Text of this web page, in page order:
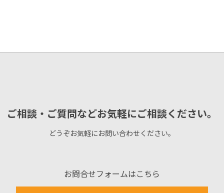
ご相談・ご質問などお気軽にご相談ください。
どうぞお気軽にお問い合わせください。
お問合せフォームはこちら